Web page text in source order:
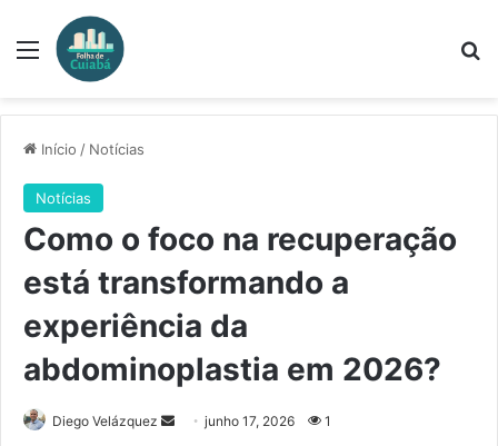
Menu
Início / Notícias
Notícias
Como o foco na recuperação
está transformando a
experiência da
abdominoplastia em 2026?
Diego Velázquez
Mandejunho 17, 2026 1